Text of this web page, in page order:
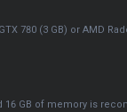
780 (3 GB) or AMD
16 GB of memory is